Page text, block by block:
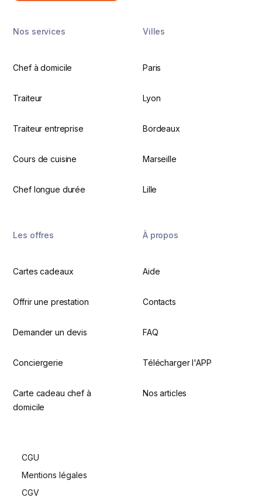
Nos services
Chef à domicile
Traiteur
Traiteur entreprise
Cours de cuisine
Chef longue durée
Villes
Paris
Lyon
Bordeaux
Marseille
Lille
Les offres
Cartes cadeaux
Offrir une prestation
Demander un devis
Conciergerie
Carte cadeau chef à
domicile
À propos
Aide
Contacts
FAQ
Télécharger l'APP
Nos articles
CGU
Mentions légales
CGV